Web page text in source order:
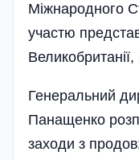
Міжнародного
участю
Генеральний
Панащенко
заходи з